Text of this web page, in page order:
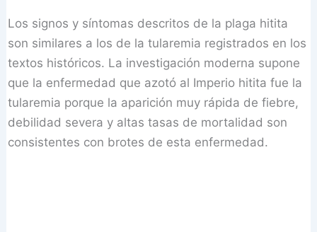
Los signos y síntomas descritos de la plaga hitita
son similares a los de la tularemia registrados en los
textos históricos. La investigación moderna supone
que la enfermedad que azotó al Imperio hitita fue la
tularemia porque la aparición muy rápida de fiebre,
debilidad severa y altas tasas de mortalidad son
consistentes con brotes de esta enfermedad.